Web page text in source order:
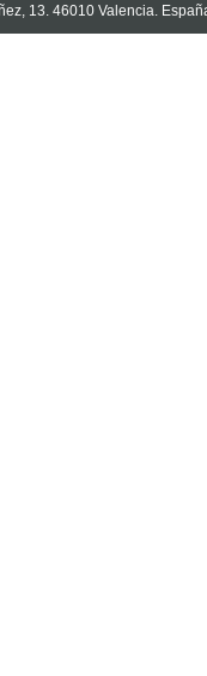
13. 46010 Valencia.